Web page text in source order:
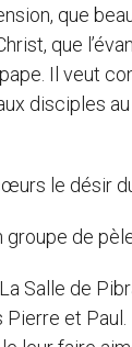
que
que
Il veut
disciples
le désir
de
Salle de
et